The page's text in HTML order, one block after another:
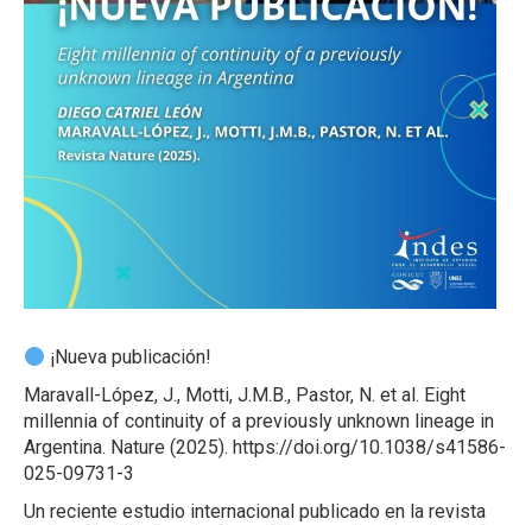
¡Nueva publicación!
Maravall-López, J., Motti, J.M.B., Pastor, N. et al. Eight
millennia of continuity of a previously unknown lineage in
Argentina. Nature (2025). https://doi.org/10.1038/s41586-
025-09731-3
Un reciente estudio internacional publicado en la revista